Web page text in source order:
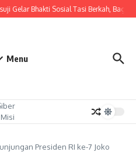
Gelar Bhakti Sosial Tasi Berkah,
Menu
Presiden RI ke-7 Joko